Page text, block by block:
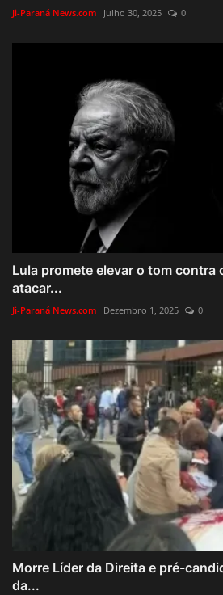
Ji-Paraná News.com Julho 30, 2025 0
Lula promete elevar o tom contra
atacar...
Ji-Paraná News.com Dezembro 1, 2025 0
Morre Líder da Direita e pré-
da...